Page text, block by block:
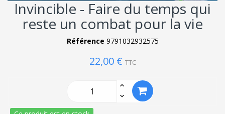
Invincible - Faire du temps qui
reste un combat pour la vie
Référence 9791032932575
22,00 € TTC